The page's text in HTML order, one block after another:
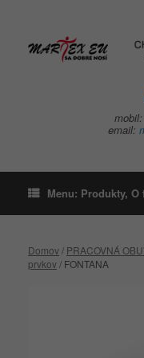
email:
Menu: Produkty,
Domov/ PRACOVNÁ
prvkov/ FONTANA